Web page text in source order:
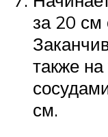
за 20 см
также
см.